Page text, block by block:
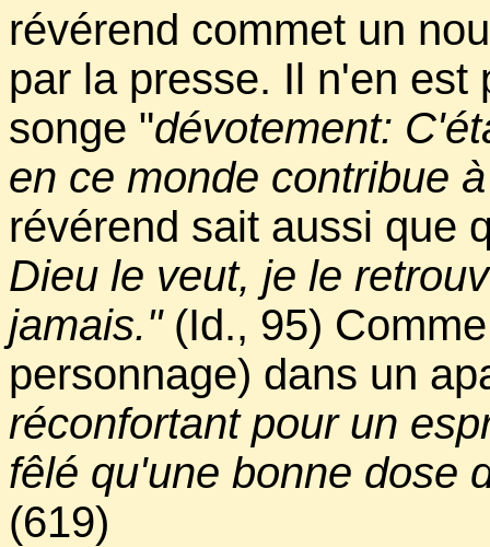
révérend commet un
par la presse. Il n'en est
songe "dévotement:
en ce monde contribue
révérend sait aussi que
Dieu le veut, je le
jamais." (Id., 95)
personnage) dans un
réconfortant pour un
fêlé qu'une bonne dose
(619)